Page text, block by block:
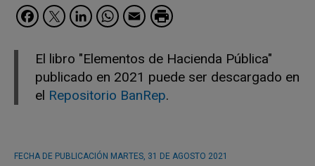
Facebook
Twitter
LinkedIn
WhatsApp
Email
El libro "Elementos de Hacienda Pública"
publicado en 2021 puede ser descargado en
el Repositorio BanRep.
FECHA DE PUBLICACIÓN MARTES, 31 DE AGOSTO 2021